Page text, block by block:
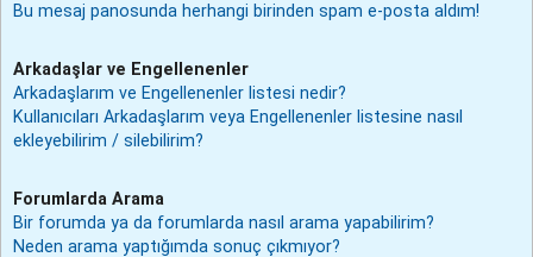
Bu mesaj panosunda herhangi birinden spam e-posta aldım!
Arkadaşlar ve Engellenenler
Arkadaşlarım ve Engellenenler listesi nedir?
Kullanıcıları Arkadaşlarım veya Engellenenler listesine nasıl
ekleyebilirim / silebilirim?
Forumlarda Arama
Bir forumda ya da forumlarda nasıl arama yapabilirim?
Neden arama yaptığımda sonuç çıkmıyor?